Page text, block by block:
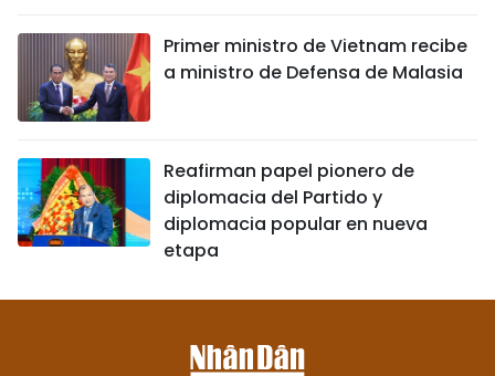
Primer ministro de Vietnam recibe
a ministro de Defensa de Malasia
Reafirman papel pionero de
diplomacia del Partido y
diplomacia popular en nueva
etapa